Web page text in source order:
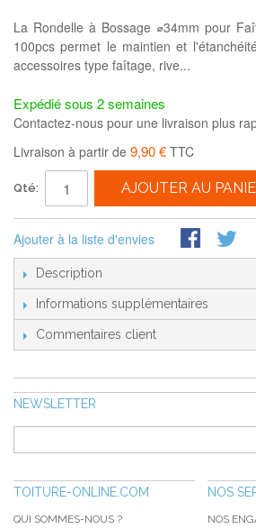
La Rondelle à Bossage ⌀34mm pour
100pcs permet le maintien et
accessoires type faîtage, rive...
Expédié sous 2 semaines
Contactez-nous pour une livraison plus
Livraison à partir de 9,90 € TTC
Qté: AJOUTER AU
Ajouter à la liste d'envies
Description
Informations supplémentaires
Commentaires client
NEWSLETTER
TOITURE-ONLINE.COM
QUI SOMMES-NOUS ?
NOS
NOS